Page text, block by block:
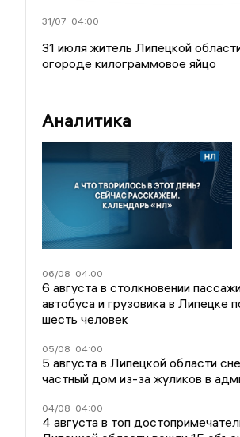
31/07 04:00
31 июля житель Липецкой
огороде килограммовое яйцо
Аналитика
06/08 04:00
6 августа в столкновении
автобуса и грузовика в Липецке
шесть человек
05/08 04:00
5 августа в Липецкой области
частный дом из-за жуликов в
04/08 04:00
4 августа в топ